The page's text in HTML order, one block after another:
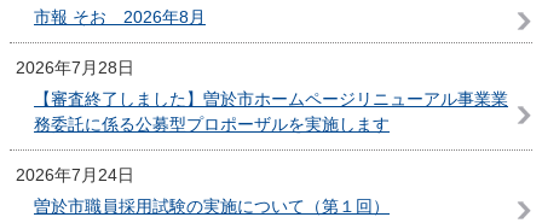
市報 そお 2026年8月
2026年7月28日
【審査終了しました】曽於市ホームページリニューアル事業業
務委託に係る公募型プロポーザルを実施します
2026年7月24日
曽於市職員採用試験の実施について（第１回）